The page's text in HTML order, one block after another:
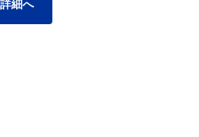
。 延長保証料金（商品金額の5%）
る事によりプラス2年間の延長保証
細へ